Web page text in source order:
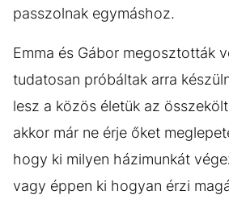
passzolnak egymáshoz.
Emma és Gábor megosztották
tudatosan próbáltak arra
lesz a közös életük az
akkor már ne érje őket
hogy ki milyen házimunkát
vagy éppen ki hogyan érzi